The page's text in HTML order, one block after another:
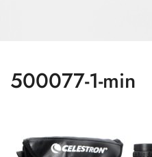
500077-1-min